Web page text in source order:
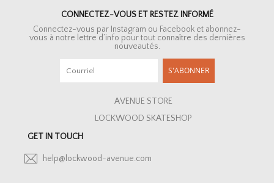
CONNECTEZ-VOUS ET RESTEZ INFORMÉ
Connectez-vous par Instagram ou Facebook et abonnez-
vous à notre lettre d’info pour tout connaître des dernières
nouveautés.
S'ABONNER
AVENUE STORE
LOCKWOOD SKATESHOP
GET IN TOUCH
help@lockwood-avenue.com